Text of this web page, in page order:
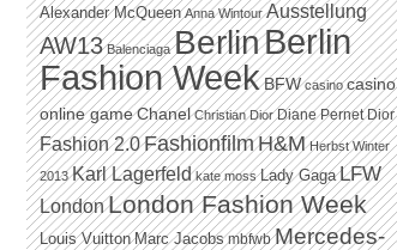
Alexander McQueen Anna Wintour Ausstellung
AW13 Balenciaga BerlinBerlin
Fashion WeekBFW casino casino
online game Chanel Christian Dior Diane Pernet Dior
Fashion 2.0FashionfilmH&M Herbst Winter
2013 Karl Lagerfeld kate moss Lady Gaga LFW
LondonLondon Fashion Week
Louis Vuitton Marc Jacobs mbfwb Mercedes-